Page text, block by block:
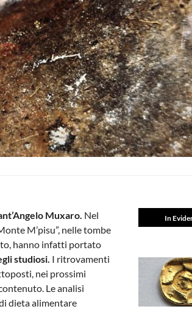
Muxaro. Nel
M’pisu”, nelle tombe
hanno infatti portato
studiosi. I ritrovamenti
nei prossimi
Le analisi
dieta alimentare
In